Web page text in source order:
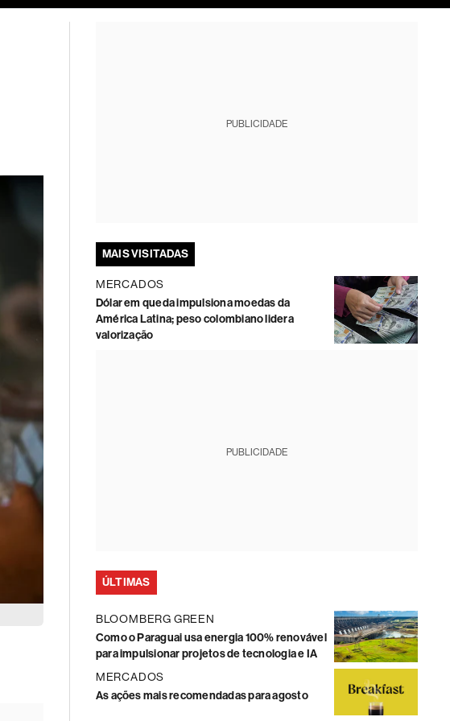
PUBLICIDADE
MAIS VISITADAS
MERCADOS
Dólar em queda impulsiona moedas da
América Latina; peso colombiano lidera
valorização
PUBLICIDADE
ÚLTIMAS
BLOOMBERG GREEN
Como o Paraguai usa energia 100% renovável
para impulsionar projetos de tecnologia e IA
MERCADOS
As ações mais recomendadas para agosto